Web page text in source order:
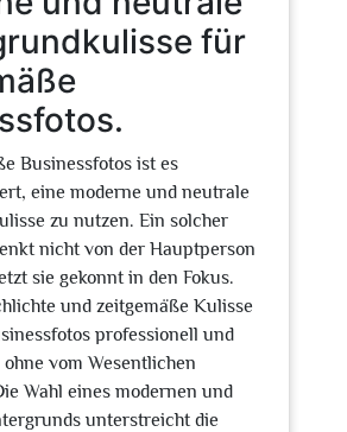
für
Businessfotos ist es
eine moderne und neutrale
zu nutzen. Ein solcher
nicht von der Hauptperson
sie gekonnt in den Fokus.
und zeitgemäße Kulisse
professionell und
vom Wesentlichen
Wahl eines modernen und
unterstreicht die